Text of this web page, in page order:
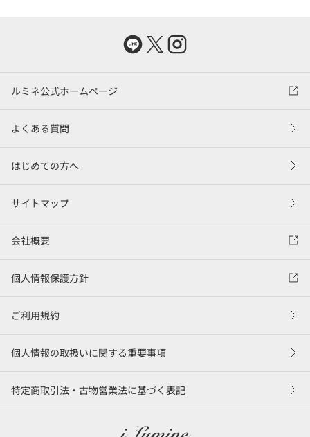
ルミネ公式ホームページ
よくある質問
はじめての方へ
サイトマップ
会社概要
個人情報保護方針
ご利用規約
個人情報の取扱いに関する重要事項
特定商取引法・古物営業法に基づく表記